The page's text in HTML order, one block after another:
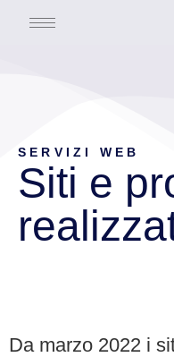
SERVIZI WEB
Siti e
Da marzo 2022 i